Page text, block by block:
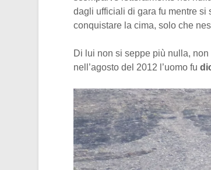
dagli ufficiali di gara fu mentre
conquistare la cima, solo che
Di lui non si seppe più nulla,
nell’agosto del 2012 l’uomo fu